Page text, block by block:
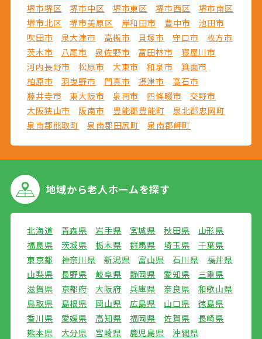
堺市堺区
堺市中区 堺市東区 堺市西区
堺市南区
堺市北区
堺市美原区 岸和田市 豊中市
池田市
吹田市
泉大津市 高槻市 貝塚市 守口市
枚方市
茨木市
八尾市 泉佐野市 富田林市
寝屋川市
河内長野市
松原市 大東市 和泉市
箕面市
柏原市
羽曳野市 門真市 摂津市
高石市
藤井寺市
東大阪市 泉南市 四條畷市
交野市
大阪狭山市
阪南市 豊能郡豊能町
泉北郡忠岡町
泉南郡熊取町
泉南郡田尻町 泉南郡岬町
地域から老人ホームを探す
北海道 青森県 岩手県 宮城県 秋田県
山形県
福島県
茨城県 栃木県 群馬県 埼玉県
千葉県
東京都
神奈川県 新潟県 富山県 石川県
福井県
山梨県
長野県 岐阜県 静岡県 愛知県
三重県
滋賀県
京都府 大阪府 兵庫県 奈良県
和歌山県
鳥取県
島根県 岡山県 広島県 山口県
徳島県
香川県
愛媛県 高知県 福岡県 佐賀県
長崎県
熊本県
大分県 宮崎県 鹿児島県 沖縄県